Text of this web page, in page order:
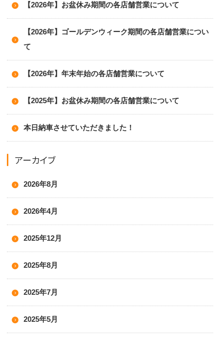
【2026年】お盆休み期間の各店舗営業について
【2026年】ゴールデンウィーク期間の各店舗営業につい
て
【2026年】年末年始の各店舗営業について
【2025年】お盆休み期間の各店舗営業について
本日納車させていただきました！
アーカイブ
2026年8月
2026年4月
2025年12月
2025年8月
2025年7月
2025年5月